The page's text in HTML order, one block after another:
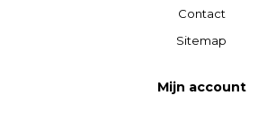
Contact
Sitemap
Mijn account